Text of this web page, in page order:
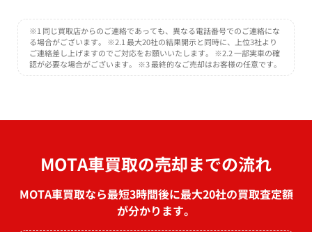
※1 同じ買取店からのご連絡であっても、異なる電話番号でのご連絡にな
る場合がございます。 ※2.1 最大20社の結果開示と同時に、上位3社より
ご連絡差し上げますのでご対応をお願いいたします。 ※2.2 一部実車の確
認が必要な場合がございます。 ※3 最終的なご売却はお客様の任意です。
MOTA車買取の売却までの流れ
MOTA車買取なら最短3時間後に最大20社の買取査定額
が分かります。